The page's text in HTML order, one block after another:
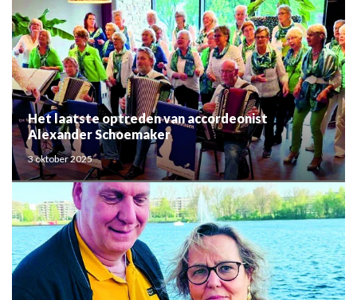
Het laatste optreden van accordeonist
Alexander Schoemaker
3 oktober 2025